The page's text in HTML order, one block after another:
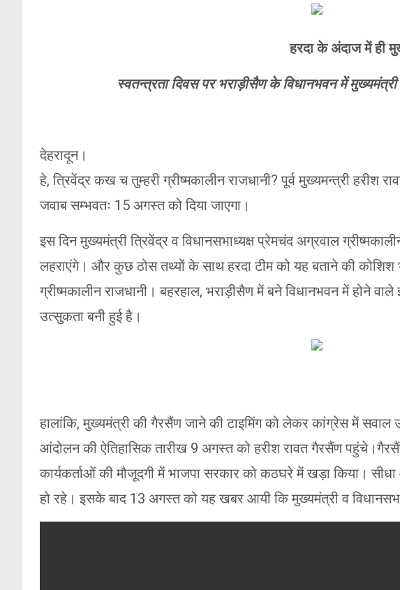
हरदा के अंदाज में ही
स्वतन्त्रता दिवस पर भराड़ीसैण के विधानभवन में मुख्यमंत्री
देहरादून।
हे, त्रिवेंद्र कख च तुम्हरी ग्रीष्मकालीन राजधानी? पूर्व मुख्यमन्त्री हरीश
जवाब सम्भवतः 15 अगस्त को दिया जाएगा।
इस दिन मुख्यमंत्री त्रिवेंद्र व विधानसभाध्यक्ष प्रेमचंद अग्रवाल
लहराएंगे। और कुछ ठोस तथ्यों के साथ हरदा टीम को यह बताने की
ग्रीष्मकालीन राजधानी। बहरहाल, भराड़ीसैण में बने विधानभवन में होने
उत्सुकता बनी हुई है।
हालांकि, मुख्यमंत्री की गैरसैंण जाने की टाइमिंग को लेकर कांग्रेस में सवाल
आंदोलन की ऐतिहासिक तारीख 9 अगस्त को हरीश रावत गैरसैंण
कार्यकर्ताओं की मौजूदगी में भाजपा सरकार को कठघरे में खड़ा किया।
हो रहे। इसके बाद 13 अगस्त को यह खबर आयी कि मुख्यमंत्री व